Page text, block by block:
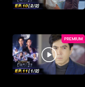
PREMIUM